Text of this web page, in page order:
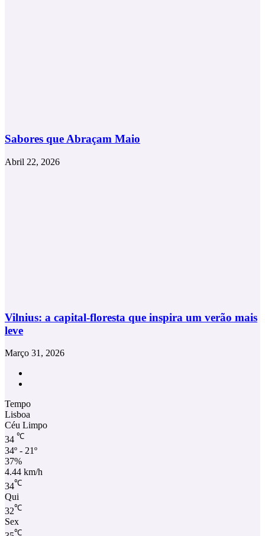
Sabores que Abraçam Maio
Abril 22, 2026
Vilnius: a capital-floresta que inspira um verão mais
leve
Março 31, 2026
Tempo
Lisboa
Céu Limpo
34 ℃
34º - 21º
37%
4.44 km/h
34℃
Qui
32℃
Sex
℃